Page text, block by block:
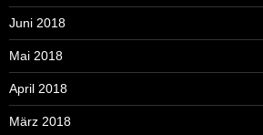
Juni 2018
Mai 2018
April 2018
März 2018